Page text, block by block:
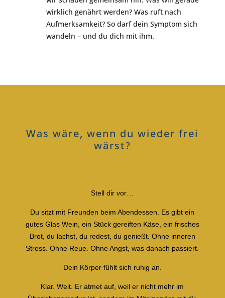
wirklich genährt werden? Was ruft nach
Aufmerksamkeit? So darf dein Symptom sich
wandeln – und du dich mit ihm.
Was wäre, wenn du wieder frei
wärst?
Stell dir vor…
Du sitzt mit Freunden beim Abendessen. Es gibt ein
gutes Glas Wein, ein Stück gereiften Käse, ein frisches
Brot, du lachst, du redest, du genießt. Ohne inneren
Stress. Ohne Reue. Ohne Angst, was danach passiert.
Dein Körper fühlt sich ruhig an.
Klar.Weit. Er atmet auf, weil er nicht mehr im